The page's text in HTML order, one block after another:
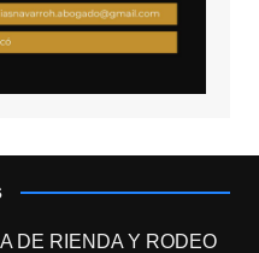
DE RIENDA Y RODEO